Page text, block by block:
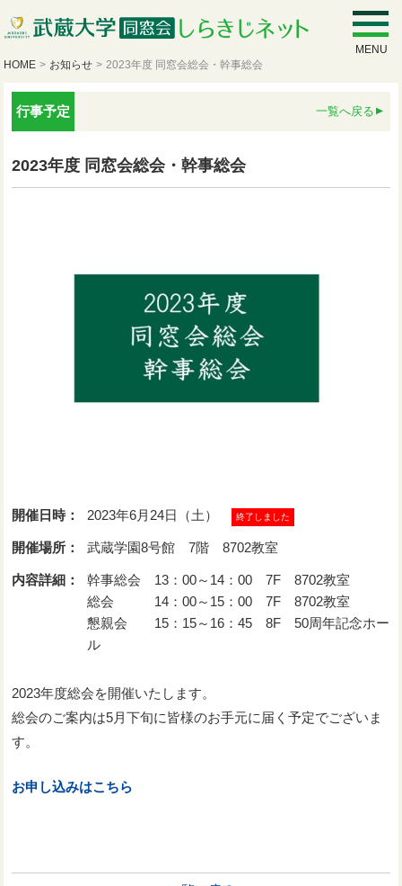
MENU
HOME > お知らせ > 2023年度 同窓会総会・幹事総会
行事予定 一覧へ戻る
2023年度 同窓会総会・幹事総会
開催日時： 2023年6月24日（土） 終了しました
開催場所： 武蔵学園8号館 7階 8702教室
内容詳細：
幹事総会 13：00～14：00 7F 8702教室
総会 14：00～15：00 7F 8702教室
懇親会 15：15～16：45 8F 50周年記念ホー
ル
2023年度総会を開催いたします。
総会のご案内は5月下旬に皆様のお手元に届く予定でございま
す。
お申し込みはこちら